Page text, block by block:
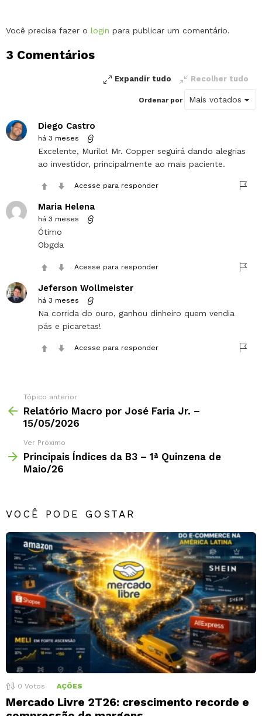
Deixe
comentário
Você precisa fazer o login para publicar um comentário.
3 Comentários
Expandir tudo Recolher tudo
Ordenar por
Diego Castro
há 3 meses
Excelente, Murilo! Mr. Copper seguirá dando alegrias
ao investidor, principalmente ao mais paciente.
Acesse para responder
Maria Helena
há 3 meses
Ótimo
Obgda
Acesse para responder
Jeferson Wollmeister
há 3 meses
Na corrida do ouro, ganhou dinheiro quem vendia
pás e picaretas!
Acesse para responder
Tópico anterior
Relatório Macro por José Faria Jr. –
15/05/2026
Ver Próximo
Principais Índices da B3 – 1ª Quinzena de
Maio/26
VOCÊ PODE GOSTAR
0 Votos AÇÕES
Mercado Livre 2T26: crescimento recorde e